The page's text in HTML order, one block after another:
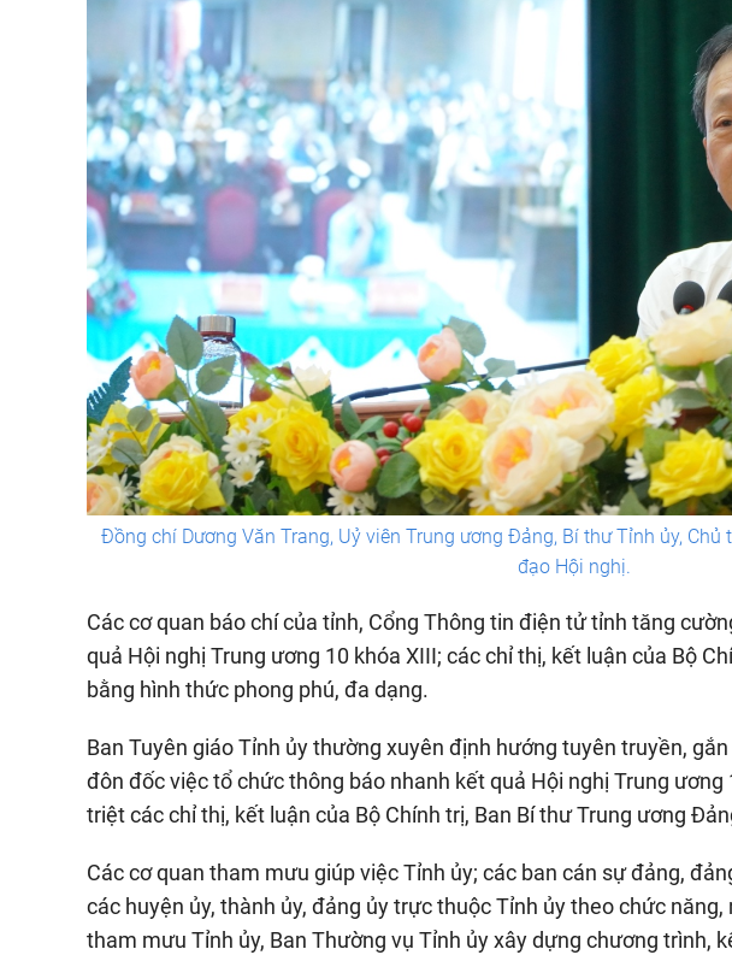
Đồng chí Dương Văn Trang, Uỷ viên Trung ương Đảng, Bí thư Tỉnh ủy,
đạo Hội nghị.
Các cơ quan báo chí của tỉnh, Cổng Thông tin điện tử tỉnh tăng
quả Hội nghị Trung ương 10 khóa XIII; các chỉ thị, kết luận của Bộ
bằng hình thức phong phú, đa dạng.
Ban Tuyên giáo Tỉnh ủy thường xuyên định hướng tuyên truyền,
đôn đốc việc tổ chức thông báo nhanh kết quả Hội nghị Trung ương
triệt các chỉ thị, kết luận của Bộ Chính trị, Ban Bí thư Trung ương
Các cơ quan tham mưu giúp việc Tỉnh ủy; các ban cán sự đảng,
các huyện ủy, thành ủy, đảng ủy trực thuộc Tỉnh ủy theo chức
tham mưu Tỉnh ủy, Ban Thường vụ Tỉnh ủy xây dựng chương trình,